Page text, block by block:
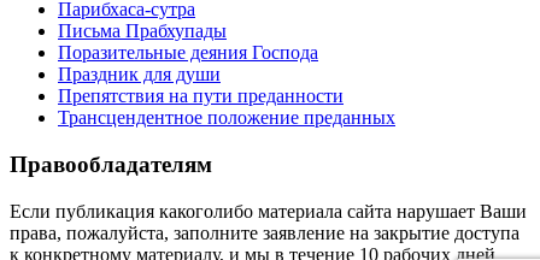
Парибхаса-сутра
Письма Прабхупады
Поразительные деяния Господа
Праздник для души
Препятствия на пути преданности
Трансцендентное положение преданных
Правообладателям
Если публикация какоголибо материала сайта нарушает Ваши
права, пожалуйста, заполните заявление на закрытие доступа
к конкретному материалу, и мы в течение 10 рабочих дней